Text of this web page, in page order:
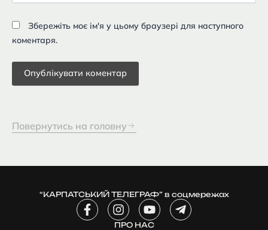
Збережіть моє ім'я у цьому браузері для наступного
коментаря.
Повернутись на головну
“КАРПАТСЬКИЙ ТЕЛЕГРАФ” в соцмережах
F
a
I
n
Y
o
T
e
ПРО НАС